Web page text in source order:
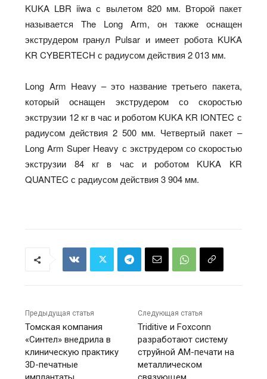
KUKA LBR iiwa с вылетом 820 мм. Второй пакет
называется The Long Arm, он также оснащен
экструдером гранул Pulsar и имеет робота KUKA
KR CYBERTECH с радиусом действия 2 013 мм.
Long Arm Heavy – это название третьего пакета,
который оснащен экструдером со скоростью
экструзии 12 кг в час и роботом KUKA KR IONTEC с
радиусом действия 2 500 мм. Четвертый пакет –
Long Arm Super Heavy с экструдером со скоростью
экструзии 84 кг в час и роботом KUKA KR
QUANTEC с радиусом действия 3 904 мм.
Предыдущая статья
Томская компания
«Синтел» внедрила в
клиническую практику
3D-печатные
Следующая статья
Triditive и Foxconn
разработают систему
струйной AM-печати на
металлическом